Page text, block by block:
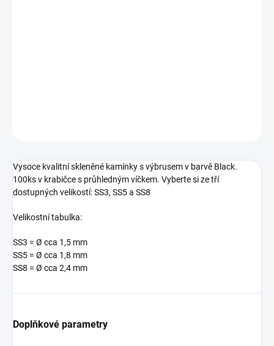
Vysoce kvalitní skleněné kamínky s výbrusem v barvě Black.
100ks v krabičce s průhledným víčkem. Vyberte si ze tří
dostupných velikostí: SS3, SS5 a SS8
Velikostní tabulka:
SS3 = Ø cca 1,5 mm
SS5 = Ø cca 1,8 mm
SS8 = Ø cca 2,4 mm
Doplňkové parametry